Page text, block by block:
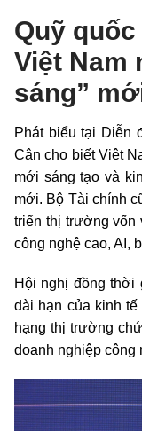
Quỹ
Việt Nam
sáng”
Phát biểu tại Diễn
Cận cho biết Việt
mới sáng tạo và
mới. Bộ Tài chính
triển thị trường vốn
công nghệ cao, AI,
Hội nghị đồng thời
dài hạn của kinh
hạng thị trường
doanh nghiệp công